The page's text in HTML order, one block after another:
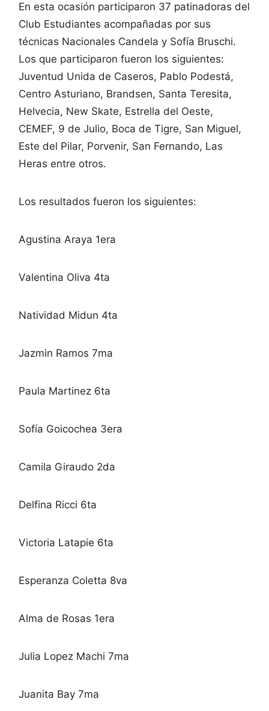
En esta ocasión participaron 37 patinadoras del
Club Estudiantes acompañadas por sus
técnicas Nacionales Candela y Sofía Bruschi.
Los que participaron fueron los siguientes:
Juventud Unida de Caseros, Pablo Podestá,
Centro Asturiano, Brandsen, Santa Teresita,
Helvecia, New Skate, Estrella del Oeste,
CEMEF, 9 de Julio, Boca de Tigre, San Miguel,
Este del Pilar, Porvenir, San Fernando, Las
Heras entre otros.
Los resultados fueron los siguientes:
Agustina Araya 1era
Valentina Oliva 4ta
Natividad Midun 4ta
Jazmin Ramos 7ma
Paula Martinez 6ta
Sofía Goicochea 3era
Camila Giraudo 2da
Delfina Ricci 6ta
Victoria Latapie 6ta
Esperanza Coletta 8va
Alma de Rosas 1era
Julia Lopez Machi 7ma
Juanita Bay 7ma